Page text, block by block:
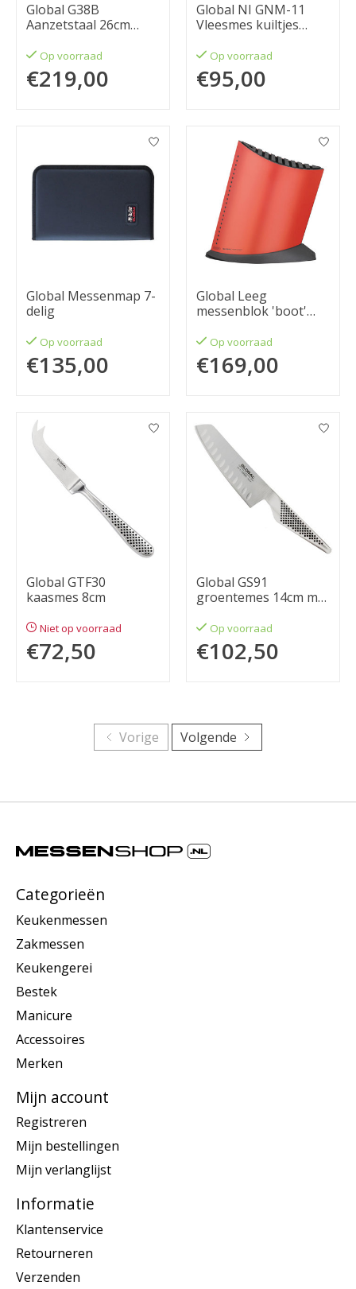
Global G38B
Aanzetstaal 26cm
Op voorraad
€219,00
Global NI GNM-11
Vleesmes kuiltjes
Op voorraad
€95,00
Global Messenmap 7-
delig
Op voorraad
€135,00
Global Leeg
messenblok 'boot'
Op voorraad
€169,00
Global GTF30
kaasmes 8cm
Niet op voorraad
€72,50
Global GS91
groentemes 14cm met
Op voorraad
€102,50
Vorige Volgende
Categorieën
Keukenmessen
Zakmessen
Keukengerei
Bestek
Manicure
Accessoires
Merken
Mijn account
Registreren
Mijn bestellingen
Mijn verlanglijst
Informatie
Klantenservice
Retourneren
Verzenden